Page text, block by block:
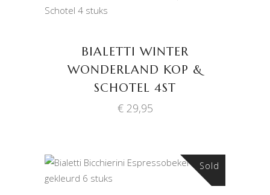
TOEVOEGEN AAN
WINKELWAGEN
BIALETTI WINTER
WONDERLAND KOP &
SCHOTEL 4ST
€29,95
Sold